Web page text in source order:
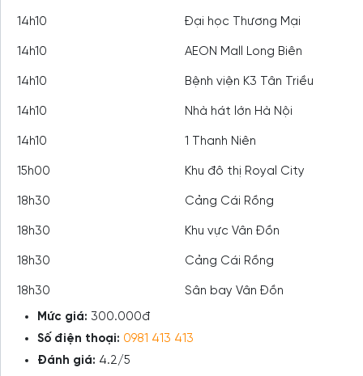
14h10 Đại học Thương Mại
14h10 AEON Mall Long Biên
14h10 Bệnh viện K3 Tân Triều
14h10 Nhà hát lớn Hà Nội
14h10 1 Thanh Niên
15h00 Khu đô thị Royal City
18h30 Cảng Cái Rồng
18h30 Khu vực Vân Đồn
18h30 Cảng Cái Rồng
18h30
Sân bay Vân Đồn
Mức giá: 300.000đ
Số điện thoại: 0981 413 413
Đánh giá: 4.2/5